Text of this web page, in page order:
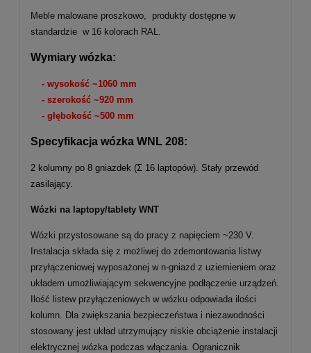
Meble malowane proszkowo, produkty dostępne w
standardzie w 16 kolorach RAL.
Wymiary wózka:
- wysokość ~1060 mm
- szerokość ~920 mm
- głębokość ~500 mm
Specyfikacja wózka WNL 208:
2 kolumny po 8 gniazdek (Σ 16 laptopów). Stały przewód
zasilający.
Wózki na laptopy/tablety WNT
Wózki przystosowane są do pracy z napięciem ~230 V.
Instalacja składa się z możliwej do zdemontowania listwy
przyłączeniowej wyposażonej w n-gniazd z uziemieniem oraz
układem umożliwiającym sekwencyjne podłączenie urządzeń.
Ilość listew przyłączeniowych w wózku odpowiada ilości
kolumn. Dla zwiększania bezpieczeństwa i niezawodności
stosowany jest układ utrzymujący niskie obciążenie instalacji
elektrycznej wózka podczas włączania. Ogranicznik